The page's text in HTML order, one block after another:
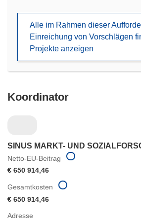
Fenster)
Alle im Rahmen dieser
Einreichung von Vorschlägen
Projekte anzeigen
Koordinator
SINUS MARKT- UND
Netto-EU-Beitrag
€ 650 914,46
Adresse
Gesamtkosten
€ 650 914,46